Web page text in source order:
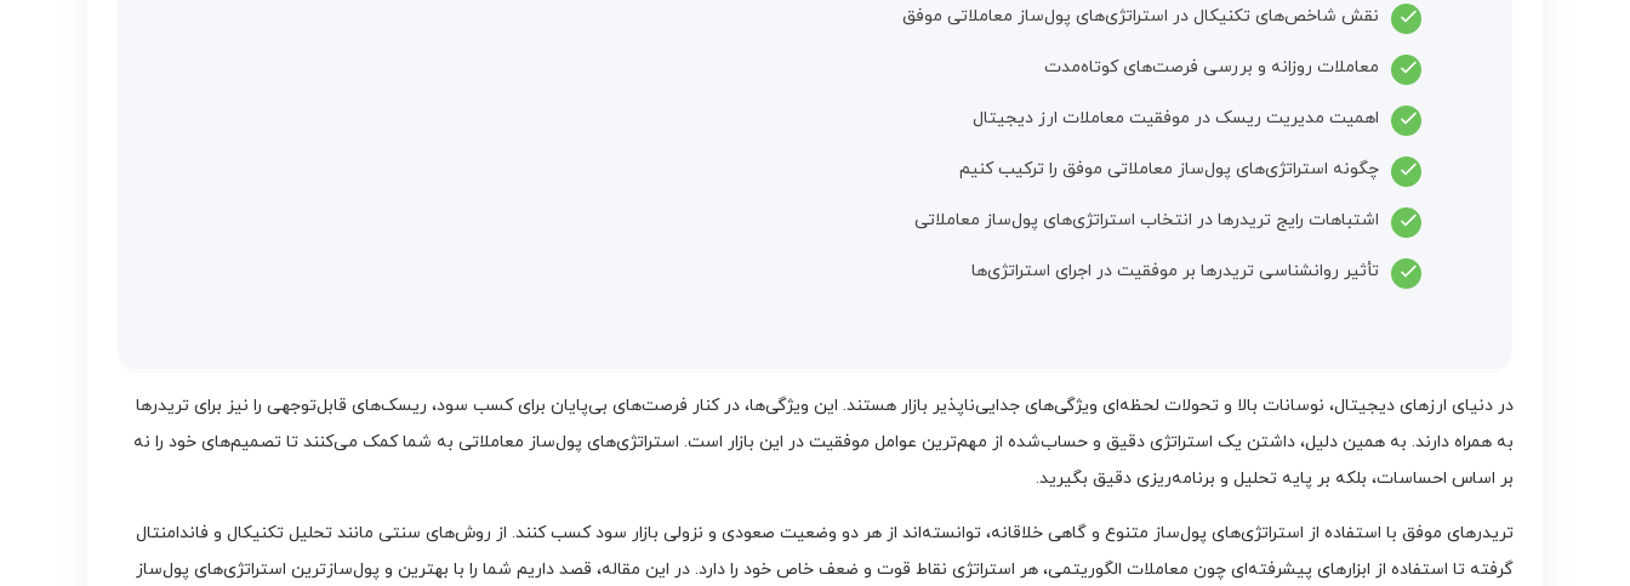
نقش شاخص‌های تکنیکال در استراتژی‌های پول‌ساز معاملاتی موفق
معاملات روزانه و بررسی فرصت‌های کوتاه‌مدت
اهمیت مدیریت ریسک در موفقیت معاملات ارز دیجیتال
چگونه استراتژی‌های پول‌ساز معاملاتی موفق را ترکیب کنیم
اشتباهات رایج تریدرها در انتخاب استراتژی‌های پول‌ساز معاملاتی
تأثیر روانشناسی تریدرها بر موفقیت در اجرای استراتژی‌ها
در دنیای ارزهای دیجیتال، نوسانات بالا و تحولات لحظه‌ای ویژگی‌های جدایی‌ناپذیر بازار هستند. این ویژگی‌ها، در کنار فرصت‌های بی‌پایان برای کسب سود، ریسک‌های قابل‌توجهی را نیز برای تریدرها
به همراه دارند. به همین دلیل، داشتن یک استراتژی دقیق و حساب‌شده از مهم‌ترین عوامل موفقیت در این بازار است. استراتژی‌های پول‌ساز معاملاتی به شما کمک می‌کنند تا تصمیم‌های خود را نه
بر اساس احساسات، بلکه بر پایه تحلیل و برنامه‌ریزی دقیق بگیرید.
تریدرهای موفق با استفاده از استراتژی‌های پول‌ساز متنوع و گاهی خلاقانه، توانسته‌اند از هر دو وضعیت صعودی و نزولی بازار سود کسب کنند. از روش‌های سنتی مانند تحلیل تکنیکال و فاندامنتال
گرفته تا استفاده از ابزارهای پیشرفته‌ای چون معاملات الگوریتمی، هر استراتژی نقاط قوت و ضعف خاص خود را دارد. در این مقاله، قصد داریم شما را با بهترین و پول‌سازترین استراتژی‌های پول‌ساز